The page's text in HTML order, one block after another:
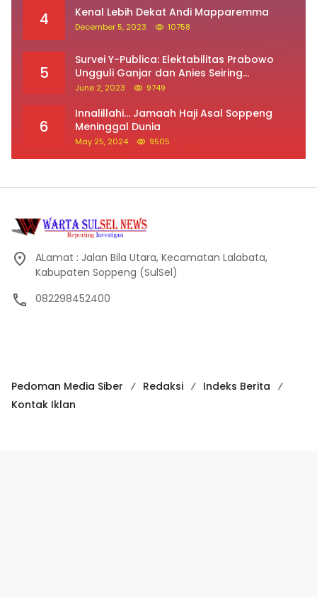
4 Kenal Lebih Dekat Andi Mapparemma
December 5, 2023 10758
5
Survei Y-Publica: Elektabilitas Prabowo
Ungguli Ganjar dan Anies Seiring
Kepuasan Terhadap Jokowi Naik
June 2, 2023 9749
6
Innalillahi… Jamaah Haji Asal Soppeng
Meninggal Dunia
May 25, 2024 9505
ALamat : Jalan Bila Utara, Kecamatan Lalabata,
Kabupaten Soppeng (SulSel)
082298452400
Pedoman Media Siber Redaksi
Indeks Berita
Kontak Iklan